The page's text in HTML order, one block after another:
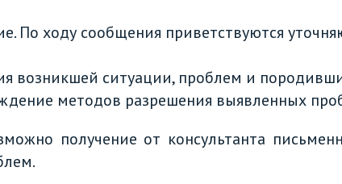
По ходу сообщения приветствуются
возникшей ситуации, проблем и
методов разрешения выявленных
получение от консультанта